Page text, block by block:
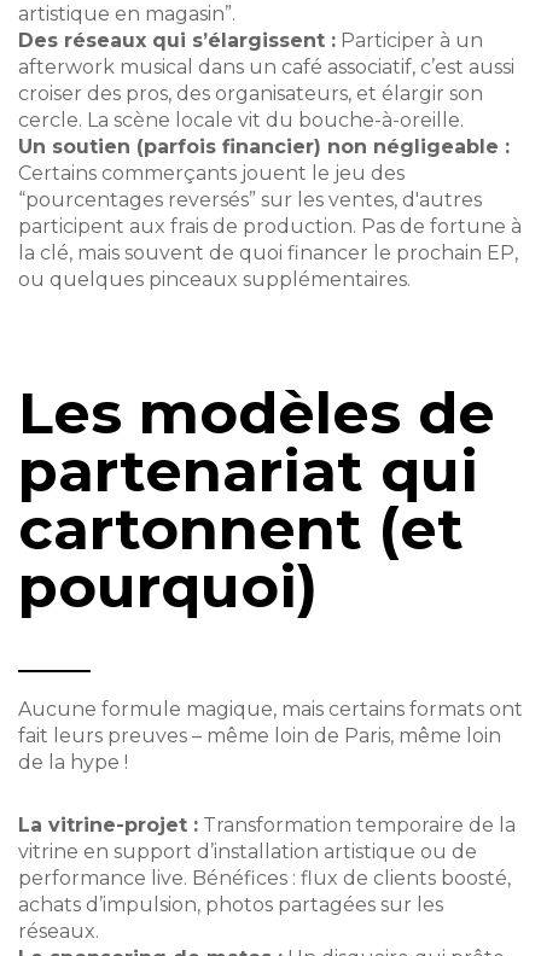
artistique en magasin”.
Des réseaux qui s’élargissent : Participer à un
afterwork musical dans un café associatif, c’est aussi
croiser des pros, des organisateurs, et élargir son
cercle. La scène locale vit du bouche-à-oreille.
Un soutien (parfois financier) non négligeable :
Certains commerçants jouent le jeu des
“pourcentages reversés” sur les ventes, d'autres
participent aux frais de production. Pas de fortune à
la clé, mais souvent de quoi financer le prochain EP,
ou quelques pinceaux supplémentaires.
Les modèles de
partenariat qui
cartonnent (et
pourquoi)
Aucune formule magique, mais certains formats ont
fait leurs preuves – même loin de Paris, même loin
de la hype !
La vitrine-projet : Transformation temporaire de la
vitrine en support d’installation artistique ou de
performance live. Bénéfices : flux de clients boosté,
achats d’impulsion, photos partagées sur les
réseaux.